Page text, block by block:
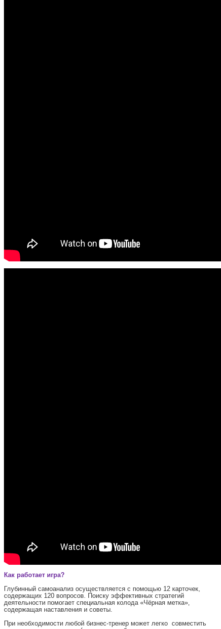
Как работает игра?
Глубинный самоанализ осуществляется с помощью 12 карточек,
содержащих 120 вопросов. Поиску эффективных стратегий
деятельности помогает специальная колода «Чёрная метка»,
содержащая наставления и советы.
При необходимости любой бизнес-тренер может легко совместить